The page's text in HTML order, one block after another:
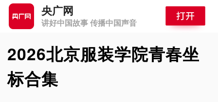
央广网
讲好中国故事 传播中国声音
2026北京服装学院青春坐
标合集